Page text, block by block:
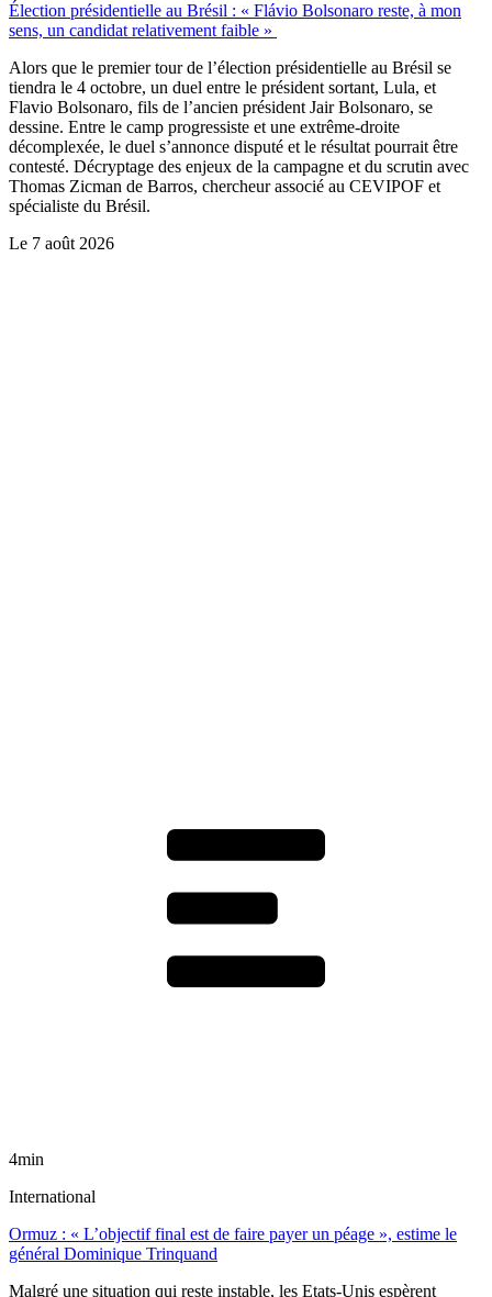
Élection présidentielle au Brésil : « Flávio Bolsonaro reste, à mon
sens, un candidat relativement faible »
Alors que le premier tour de l’élection présidentielle au Brésil se
tiendra le 4 octobre, un duel entre le président sortant, Lula, et
Flavio Bolsonaro, fils de l’ancien président Jair Bolsonaro, se
dessine. Entre le camp progressiste et une extrême-droite
décomplexée, le duel s’annonce disputé et le résultat pourrait être
contesté. Décryptage des enjeux de la campagne et du scrutin avec
Thomas Zicman de Barros, chercheur associé au CEVIPOF et
spécialiste du Brésil.
Le 7 août 2026
4min
International
Ormuz : « L’objectif final est de faire payer un péage », estime le
général Dominique Trinquand
Malgré une situation qui reste instable, les Etats-Unis espèrent